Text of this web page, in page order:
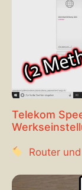
Telekom
Router